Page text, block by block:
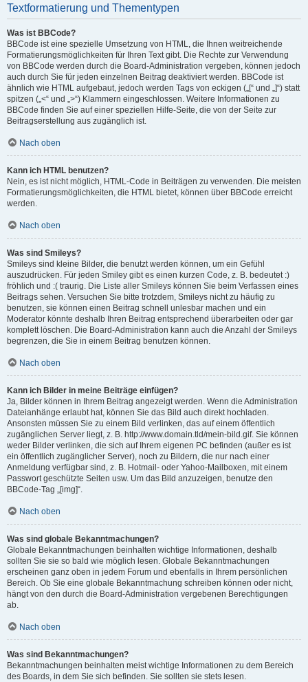
Textformatierung und Thementypen
Was ist BBCode?
BBCode ist eine spezielle Umsetzung von HTML, die Ihnen weitreichende
Formatierungsmöglichkeiten für Ihren Text gibt. Die Rechte zur Verwendung
von BBCode werden durch die Board-Administration vergeben, können jedoch
auch durch Sie für jeden einzelnen Beitrag deaktiviert werden. BBCode ist
ähnlich wie HTML aufgebaut, jedoch werden Tags von eckigen („[“ und „]“) statt
spitzen („<“ und „>“) Klammern eingeschlossen. Weitere Informationen zu
BBCode finden Sie auf einer speziellen Hilfe-Seite, die von der Seite zur
Beitragserstellung aus zugänglich ist.
Nach oben
Kann ich HTML benutzen?
Nein, es ist nicht möglich, HTML-Code in Beiträgen zu verwenden. Die meisten
Formatierungsmöglichkeiten, die HTML bietet, können über BBCode erreicht
werden.
Nach oben
Was sind Smileys?
Smileys sind kleine Bilder, die benutzt werden können, um ein Gefühl
auszudrücken. Für jeden Smiley gibt es einen kurzen Code, z. B. bedeutet :)
fröhlich und :( traurig. Die Liste aller Smileys können Sie beim Verfassen eines
Beitrags sehen. Versuchen Sie bitte trotzdem, Smileys nicht zu häufig zu
benutzen, sie können einen Beitrag schnell unlesbar machen und ein
Moderator könnte deshalb Ihren Beitrag entsprechend überarbeiten oder gar
komplett löschen. Die Board-Administration kann auch die Anzahl der Smileys
begrenzen, die Sie in einem Beitrag benutzen können.
Nach oben
Kann ich Bilder in meine Beiträge einfügen?
Ja, Bilder können in Ihrem Beitrag angezeigt werden. Wenn die Administration
Dateianhänge erlaubt hat, können Sie das Bild auch direkt hochladen.
Ansonsten müssen Sie zu einem Bild verlinken, das auf einem öffentlich
zugänglichen Server liegt, z. B. http://www.domain.tld/mein-bild.gif. Sie können
weder Bilder verlinken, die sich auf Ihrem eigenen PC befinden (außer es ist
ein öffentlich zugänglicher Server), noch zu Bildern, die nur nach einer
Anmeldung verfügbar sind, z. B. Hotmail- oder Yahoo-Mailboxen, mit einem
Passwort geschützte Seiten usw. Um das Bild anzuzeigen, benutze den
BBCode-Tag „[img]“.
Nach oben
Was sind globale Bekanntmachungen?
Globale Bekanntmachungen beinhalten wichtige Informationen, deshalb
sollten Sie sie so bald wie möglich lesen. Globale Bekanntmachungen
erscheinen ganz oben in jedem Forum und ebenfalls in Ihrem persönlichen
Bereich. Ob Sie eine globale Bekanntmachung schreiben können oder nicht,
hängt von den durch die Board-Administration vergebenen Berechtigungen
ab.
Nach oben
Was sind Bekanntmachungen?
Bekanntmachungen beinhalten meist wichtige Informationen zu dem Bereich
des Boards, in dem Sie sich befinden. Sie sollten sie stets lesen.